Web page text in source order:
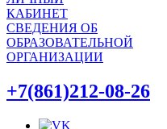
КАБИНЕТ
СВЕДЕНИЯ ОБ
ОБРАЗОВАТЕЛЬНОЙ
ОРГАНИЗАЦИИ
+7(861)212-08-26